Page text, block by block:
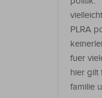
PLRA
fuer
hier gilt
familie